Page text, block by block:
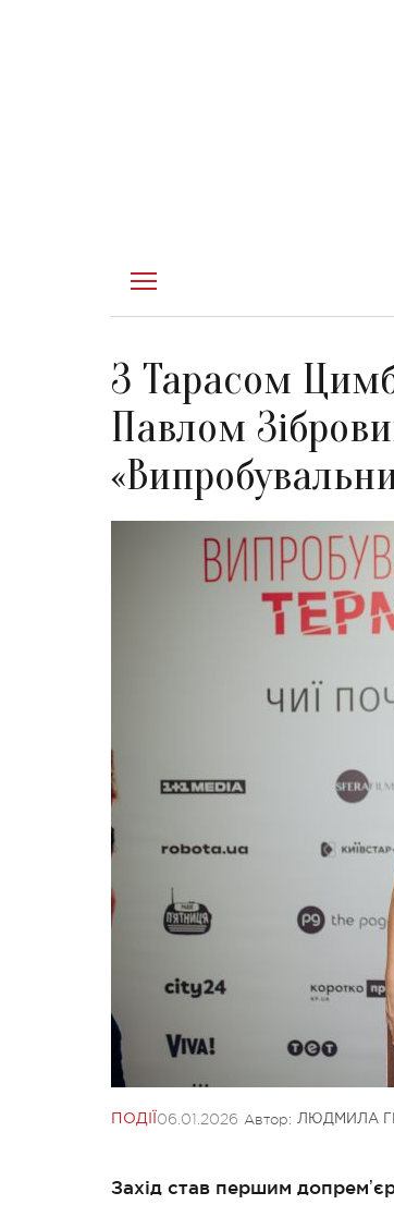
З Тарасом
Павлом
ПОДІЇ 06.01.2026 Автор: ЛЮДМИЛА
Захід став першим